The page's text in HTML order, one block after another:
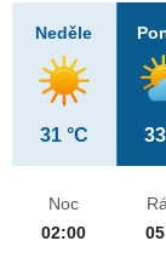
Neděle
31 °C
Noc
02:00